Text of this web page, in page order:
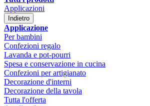
Applicazioni
Indietro
Applicazione
Per bambini
Confezioni regalo
Lavanda e pot-pourri
Spesa e conservazione in cucina
Confezioni per artigianato
Decorazione d'interni
Decorazione della tavola
Tutta l'offerta